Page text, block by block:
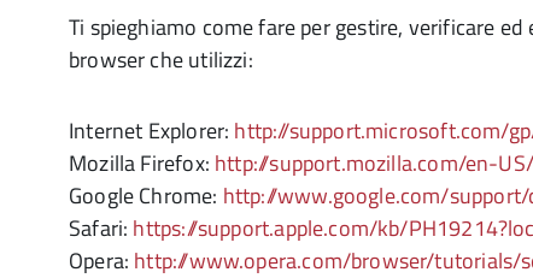
Ti spieghiamo come fare per gestire, verificare
browser che utilizzi:
Internet Explorer: http://support.microsoft.com/
Mozilla Firefox: http://support.mozilla.com/en-
Google Chrome: http://www.google.com/
Safari: https://support.apple.com/kb/
Opera: http://www.opera.com/browser/tutorials/